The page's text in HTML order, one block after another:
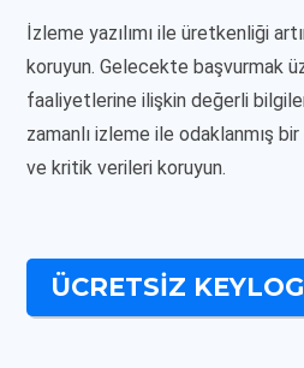
İzleme yazılımı ile üretkenliği
koruyun. Gelecekte başvurmak
faaliyetlerine ilişkin değerli
zamanlı izleme ile odaklanmış
ve kritik verileri koruyun.
ÜCRETSIZ